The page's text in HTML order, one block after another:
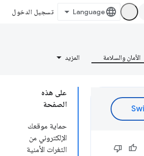
تسجيل الدخول
الأمان والسلامة المزيد
على هذه
الصفحة
حماية موقعك
الإلكتروني من
الثغرات الأمنية